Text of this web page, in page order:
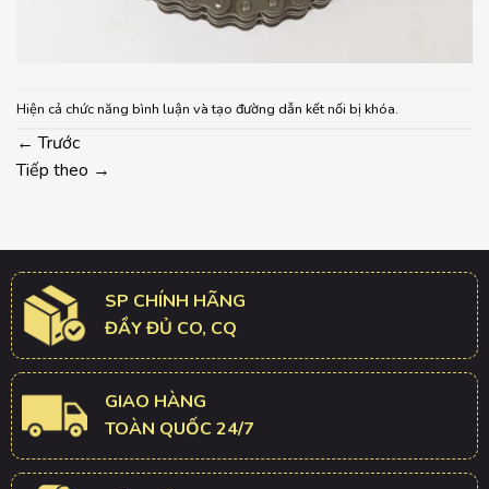
Hiện cả chức năng bình luận và tạo đường dẫn kết nối bị khóa.
← Trước
Tiếp theo →
SP CHÍNH HÃNG
ĐẦY ĐỦ CO, CQ
GIAO HÀNG
TOÀN QUỐC 24/7